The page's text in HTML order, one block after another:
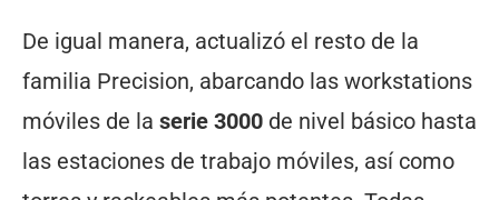
De igual manera, actualizó el resto de la
familia Precision, abarcando las workstations
móviles de la serie 3000 de nivel básico hasta
las estaciones de trabajo móviles, así como